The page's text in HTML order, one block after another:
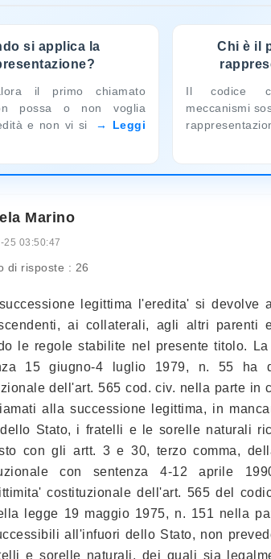
si applica la
il primo chiamato
possa o non voglia
e non vi si
Leggi
Chi è il
Il codice
meccanismi
Marino
25 03:50:47
di risposte : 26
legittima l'eredita' si devolve
ai collaterali, agli altri parenti
le regole stabilite nel presente titolo.
15 giugno-4 luglio 1979, n. 55 ha
dell'art. 565 cod. civ. nella parte in
alla successione legittima, in
Stato, i fratelli e le sorelle naturali
con gli artt. 3 e 30, terzo comma,
con sentenza 4-12 aprile
costituzionale dell'art. 565 del
legge 19 maggio 1975, n. 151 nella
all'infuori dello Stato, non
e sorelle naturali, dei quali sia